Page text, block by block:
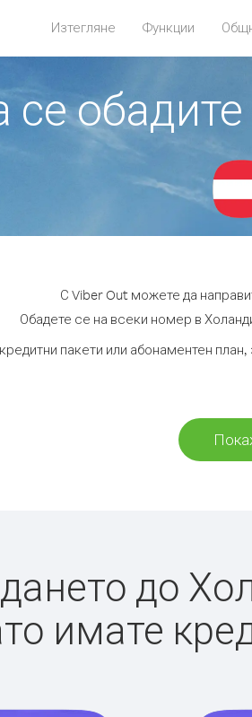
Изтегляне Функции
се
С Viber Out можете да
Обадете се на всеки номер в
пакети или абонаментен
до
имате